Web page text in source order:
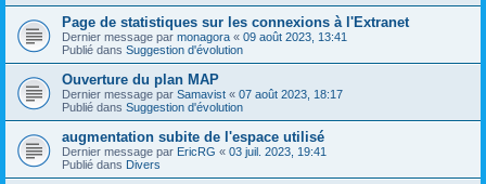
Page de statistiques sur les connexions à l'Extranet
Dernier message par monagora « 09 août 2023, 13:41
Publié dans Suggestion d'évolution
Ouverture du plan MAP
Dernier message par Samavist « 07 août 2023, 18:17
Publié dans Suggestion d'évolution
augmentation subite de l'espace utilisé
Dernier message par EricRG « 03 juil. 2023, 19:41
Publié dans Divers